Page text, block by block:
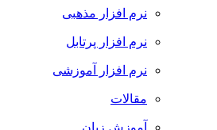
نرم افزار مذهبی
نرم افزار پرتابل
نرم افزار آموزشی
مقالات
آموزش زبان